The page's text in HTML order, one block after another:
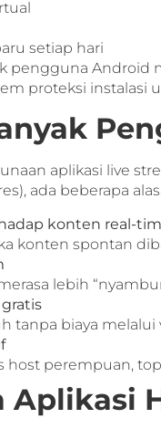
setiap hari
pengguna Android
proteksi instalasi
aplikasi live
ada beberapa
konten real-
konten spontan
lebih
tanpa biaya
host perempuan,